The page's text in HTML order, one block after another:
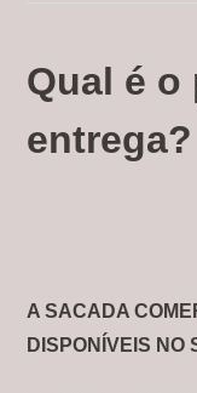
Qual é o
entrega?
A SACADA
DISPONÍVEIS NO